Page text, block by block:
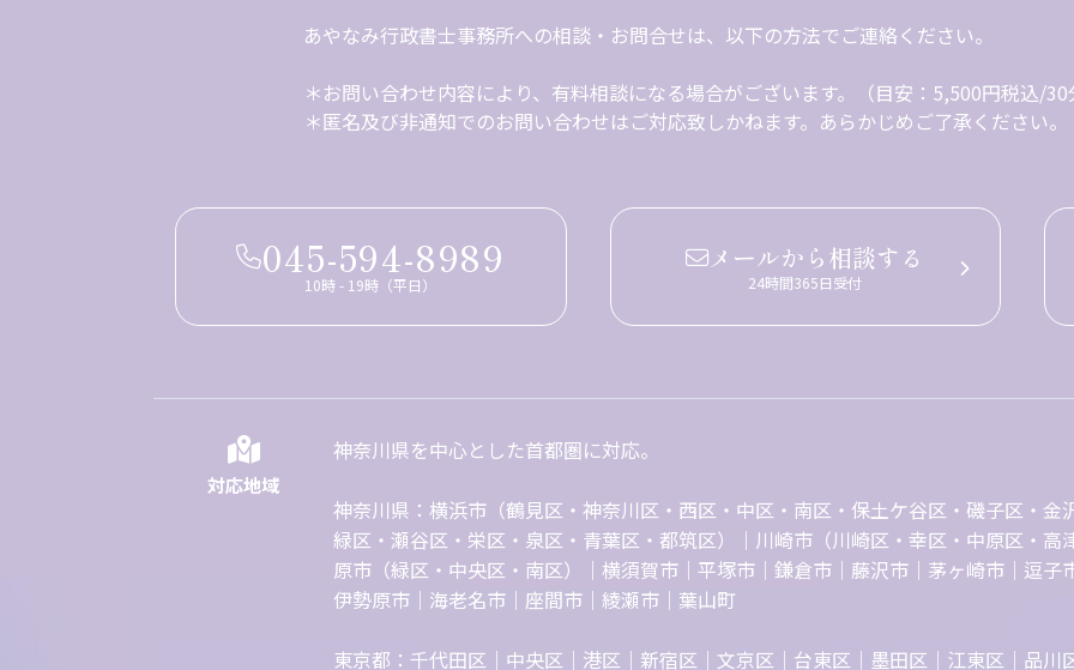
あやなみ行政書士事務所への相談・お問合せは、以下の方法でご連絡ください。
＊お問い合わせ内容により、有料相談になる場合がございます。（目安：5,500円税込/30
＊匿名及び非通知でのお問い合わせはご対応致しかねます。あらかじめご了承ください。
045-594-8989
10時 - 19時（平日）
メールから相談する
24時間365日受付
対応地域
神奈川県を中心とした首都圏に対応。
神奈川県：横浜市（鶴見区・神奈川区・西区・中区・南区・保土ケ谷区・磯子区・金
緑区・瀬谷区・栄区・泉区・青葉区・都筑区）｜川崎市（川崎区・幸区・中原区・
原市（緑区・中央区・南区）｜横須賀市｜平塚市｜鎌倉市｜藤沢市｜茅ヶ崎市｜逗子
伊勢原市｜海老名市｜座間市｜綾瀬市｜葉山町
東京都：千代田区｜中央区｜港区｜新宿区｜文京区｜台東区｜墨田区｜江東区｜品